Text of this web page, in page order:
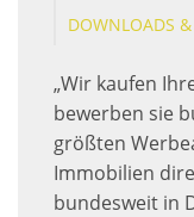
DOWNLOADS
„Wir kaufen
bewerben sie
größten
Immobilien
bundesweit in